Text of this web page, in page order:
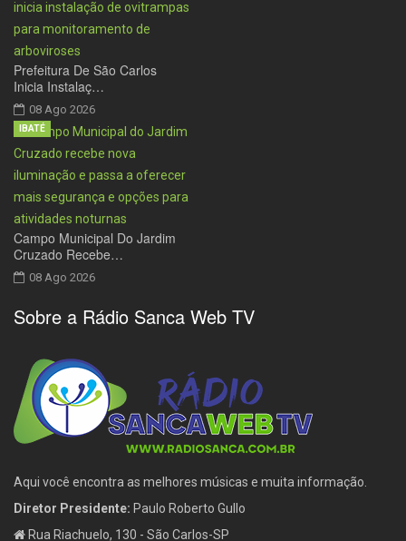
Prefeitura De São Carlos
Inicia Instalaç…
08 Ago 2026
Campo Municipal Do Jardim
Cruzado Recebe…
08 Ago 2026
IBATÉ
Sobre a Rádio Sanca Web TV
Aqui você encontra as melhores músicas e muita informação.
Diretor Presidente: Paulo Roberto Gullo
Rua Riachuelo, 130 - São Carlos-SP